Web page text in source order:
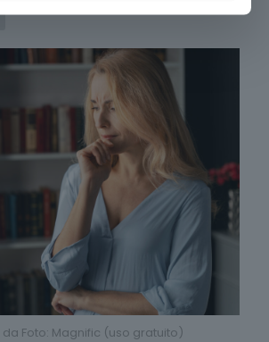
Foto: Magnific (uso gratuito)